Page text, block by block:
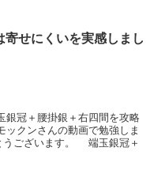
寄せにくいを実感しまし
冠＋腰掛銀＋右四間を攻略
クンさんの動画で勉強しま
うございます。 端玉銀冠＋